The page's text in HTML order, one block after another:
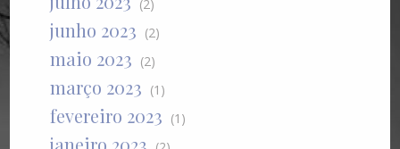
(2)
junho 2023 (2)
maio 2023 (2)
março 2023 (1)
fevereiro 2023 (1)